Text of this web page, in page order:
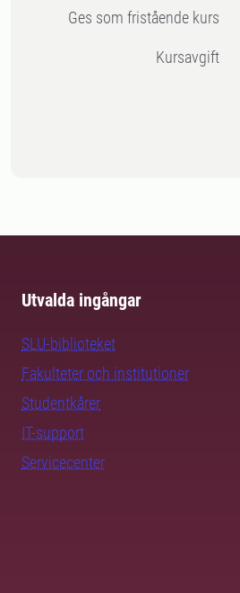
Ges som fristående kurs
Kursavgift
Utvalda ingångar
SLU-biblioteket
Fakulteter och institutioner
Studentkårer
IT-support
Servicecenter